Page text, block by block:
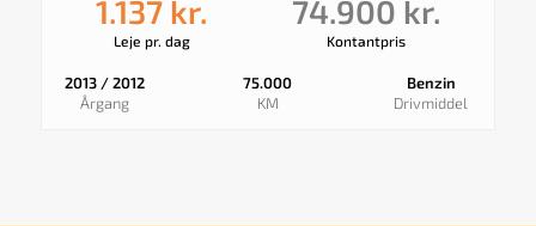
1.137 kr.
Leje pr. dag
74.900 kr.
Kontantpris
2013 / 2012
Årgang
75.000
KM
Benzin
Drivmiddel